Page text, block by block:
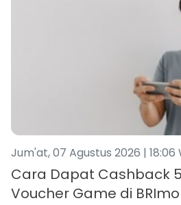
Jum'at, 07 Agustus 2026 | 18:06
Cara Dapat Cashback
Voucher Game di BRImo